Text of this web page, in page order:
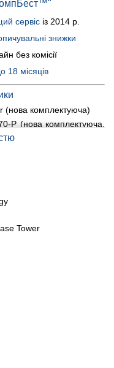
сервіс із 2014 р.
знижки
без комісії
18 місяців
(нова комплектуюча)
P (нова комплектуюча,
(2x 8 GB) 3000
RX 570, 4 GB GDDR5,
2, 1x DVI, 1x HDMI, 3x
Tower